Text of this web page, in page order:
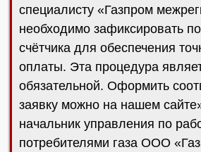
специалисту «Газпром
необходимо зафиксировать
счётчика для обеспечения
оплаты. Эта процедура
обязательной. Оформить
заявку можно на нашем
начальник управления по
потребителями газа ООО